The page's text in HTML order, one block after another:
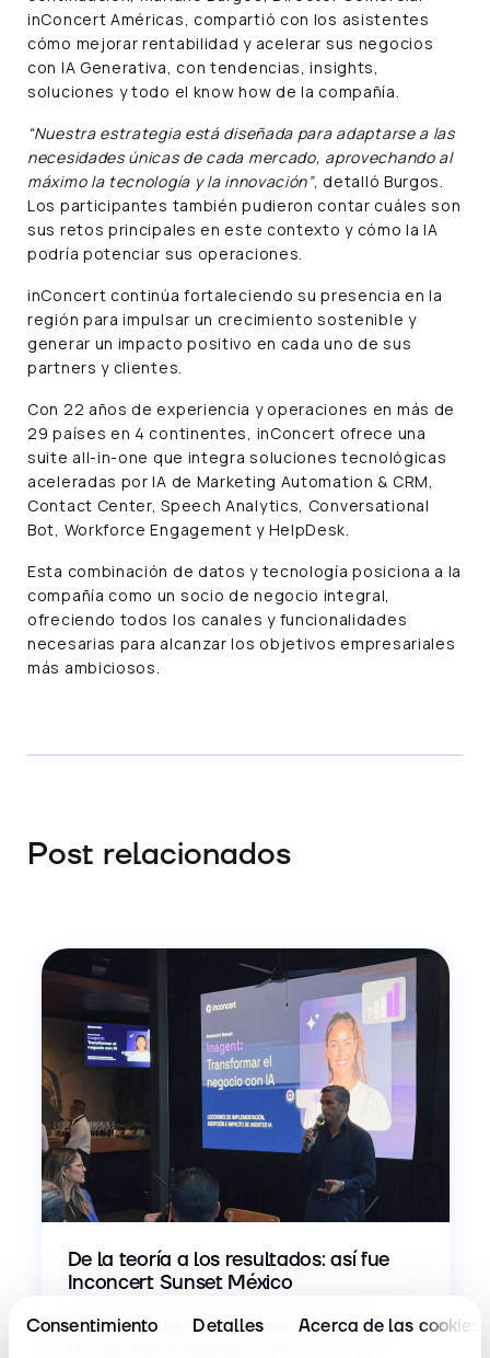
Consentimiento Detalles Acerca de las cookies
inConcert Américas, compartió con los asistentes
cómo mejorar rentabilidad y acelerar sus negocios
con IA Generativa, con tendencias, insights,
soluciones y todo el know how de la compañía.
“Nuestra estrategia está diseñada para adaptarse a las
necesidades únicas de cada mercado, aprovechando al
máximo la tecnología y la innovación”, detalló Burgos.
Los participantes también pudieron contar cuáles son
sus retos principales en este contexto y cómo la IA
podría potenciar sus operaciones.
inConcert continúa fortaleciendo su presencia en la
región para impulsar un crecimiento sostenible y
generar un impacto positivo en cada uno de sus
partners y clientes.
Con 22 años de experiencia y operaciones en más de
29 países en 4 continentes, inConcert ofrece una
suite all-in-one que integra soluciones tecnológicas
aceleradas por IA de Marketing Automation & CRM,
Contact Center, Speech Analytics, Conversational
Bot, Workforce Engagement y HelpDesk.
Esta combinación de datos y tecnología posiciona a la
compañía como un socio de negocio integral,
ofreciendo todos los canales y funcionalidades
necesarias para alcanzar los objetivos empresariales
más ambiciosos.
Post relacionados
De la teoría a los resultados: así fue
Inconcert Sunset México
El restaurante Carolo Carso, en Ciudad de